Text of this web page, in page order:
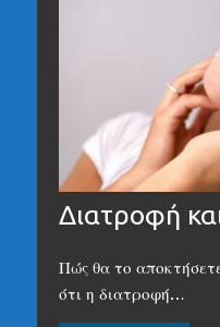
Διατροφή
Πώς θα το
ότι η διατροφή…